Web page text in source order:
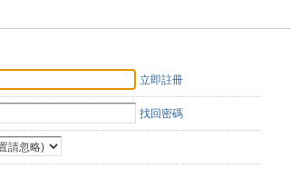
立即註冊
找回密碼